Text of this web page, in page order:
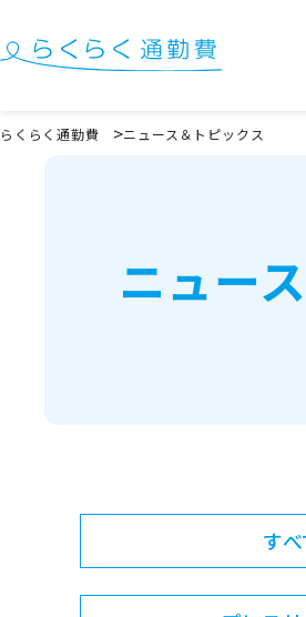
機能と特徴
料金
ニュース
通勤費システム適合診断
導入効果シミュレーション
らくらく通勤費 ニュース＆トピックス
ニュー
すべ